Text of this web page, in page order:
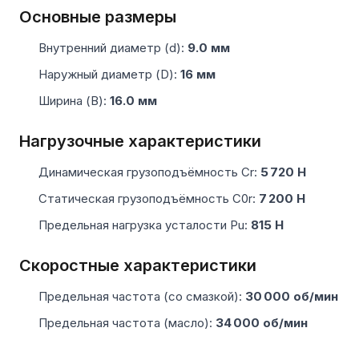
Основные размеры
Внутренний диаметр (d): 9.0 мм
Наружный диаметр (D): 16 мм
Ширина (B): 16.0 мм
Нагрузочные характеристики
Динамическая грузоподъёмность Cr: 5 720 Н
Статическая грузоподъёмность C0r: 7 200 Н
Предельная нагрузка усталости Pu: 815 Н
Скоростные характеристики
Предельная частота (со смазкой): 30 000 об/мин
Предельная частота (масло): 34 000 об/мин